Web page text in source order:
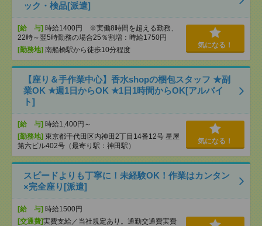
ック・検品[派遣]
[給 与] 時給1400円 ※実働8時間を超える勤務、
22時～翌5時勤務の場合25％割増：時給1750円
[勤務地] 南船橋駅から徒歩10分程度
気になる！
【座り＆手作業中心】香水shopの梱包スタッフ ★副
業OK ★週1日からOK ★1日1時間からOK[アルバイ
ト]
[給 与] 時給1,400円～
[勤務地] 東京都千代田区内神田2丁目14番12号 星屋
第六ビル402号（最寄り駅：神田駅）
気になる！
スピードよりも丁寧に！未経験OK！作業はカンタン
×完全座り[派遣]
[給 与] 時給1500円
[交通費]実費支給／当社規定あり。通勤交通費実費